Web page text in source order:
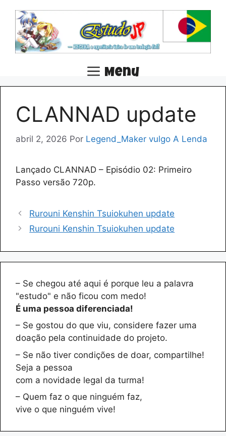
para
conteúdo
Menu
CLANNAD update
abril 2, 2026 Por Legend_Maker vulgo A Lenda
Lançado CLANNAD – Episódio 02: Primeiro
Passo versão 720p.
Rurouni Kenshin Tsuiokuhen update
Rurouni Kenshin Tsuiokuhen update
– Se chegou até aqui é porque leu a palavra
"estudo" e não ficou com medo!
É uma pessoa diferenciada!
– Se gostou do que viu, considere fazer uma
doação pela continuidade do projeto.
– Se não tiver condições de doar, compartilhe!
Seja a pessoa
com a novidade legal da turma!
– Quem faz o que ninguém faz,
vive o que ninguém vive!